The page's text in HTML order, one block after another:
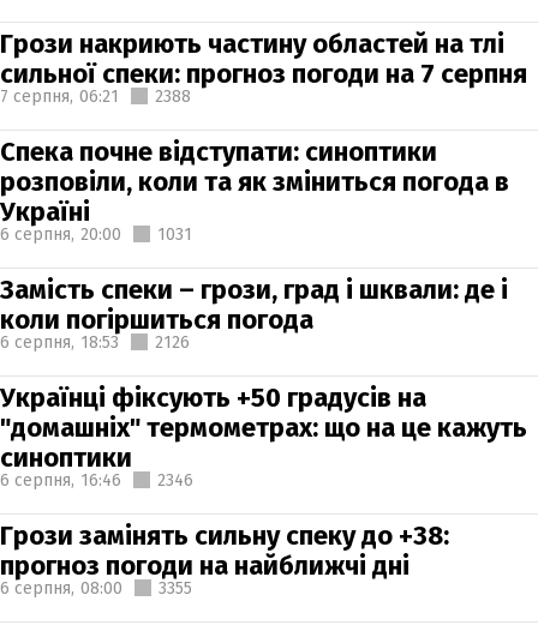
Грози накриють частину областей на тлі
сильної спеки: прогноз погоди на 7 серпня
7 серпня, 06:21 2388
Спека почне відступати: синоптики
розповіли, коли та як зміниться погода в
Україні
6 серпня, 20:00 1031
Замість спеки – грози, град і шквали: де і
коли погіршиться погода
6 серпня, 18:53 2126
Українці фіксують +50 градусів на
"домашніх" термометрах: що на це кажуть
синоптики
6 серпня, 16:46 2346
Грози замінять сильну спеку до +38:
прогноз погоди на найближчі дні
6 серпня, 08:00 3355